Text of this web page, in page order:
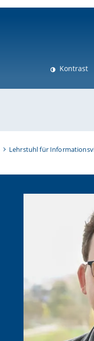
Kontrast
Lehrstuhl für